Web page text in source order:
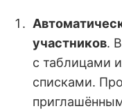
участников.
с таблицами
списками.